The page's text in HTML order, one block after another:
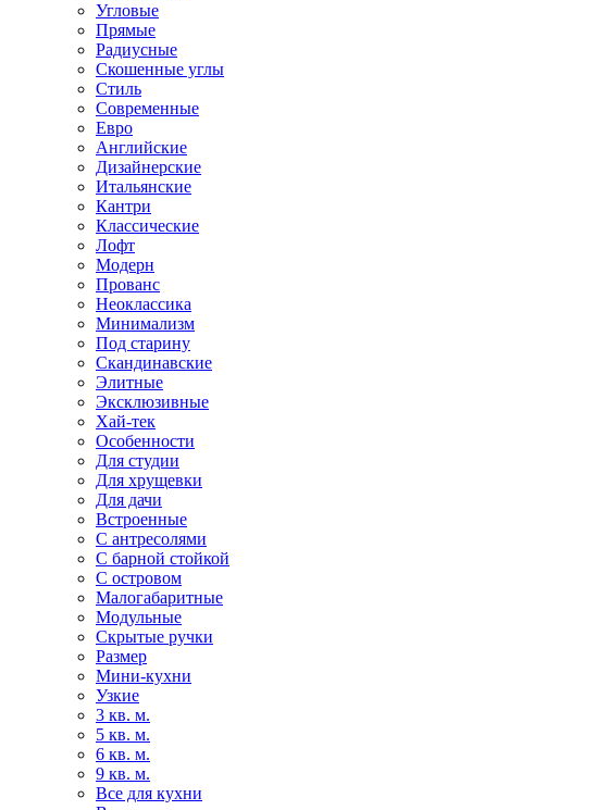
Угловые
Прямые
Радиусные
Скошенные углы
Стиль
Современные
Евро
Английские
Дизайнерские
Итальянские
Кантри
Классические
Лофт
Модерн
Прованс
Неоклассика
Минимализм
Под старину
Скандинавские
Элитные
Эксклюзивные
Хай-тек
Особенности
Для студии
Для хрущевки
Для дачи
Встроенные
С антресолями
С барной стойкой
С островом
Малогабаритные
Модульные
Скрытые ручки
Размер
Мини-кухни
Узкие
3 кв. м.
5 кв. м.
6 кв. м.
9 кв. м.
Все для кухни